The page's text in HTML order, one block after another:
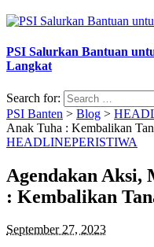
PSI Salurkan Bantuan
Langkat
Search for:
PSI Banten > Blog >
Anak Tuha : Kembalikan
HEADLINEPERISTIWA
Agendakan Aksi,
: Kembalikan
September 27, 2023